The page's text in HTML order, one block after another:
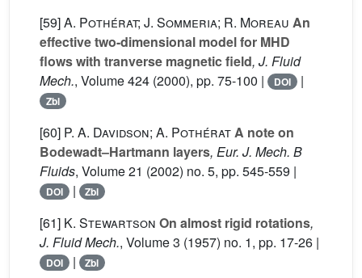
[59]A. Pothérat; J. Sommeria; R. Moreau An
effective two-dimensional model for MHD
flows with tranverse magnetic field, J. Fluid
Mech., Volume 424 (2000), pp. 75-100 | DOI |
Zbl
[60] P. A. Davidson; A. PothératA note on
Bodewadt–Hartmann layers, Eur. J. Mech. B
Fluids, Volume 21 (2002) no. 5, pp. 545-559 |
DOI | Zbl
[61] K. Stewartson On almost rigid rotations,
J. Fluid Mech., Volume 3 (1957) no. 1, pp. 17-26 |
DOI | Zbl